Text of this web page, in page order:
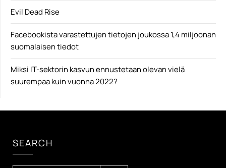
Evil Dead Rise
Facebookista varastettujen tietojen joukossa 1,4 miljoonan
suomalaisen tiedot
Miksi IT-sektorin kasvun ennustetaan olevan vielä
suurempaa kuin vuonna 2022?
SEARCH